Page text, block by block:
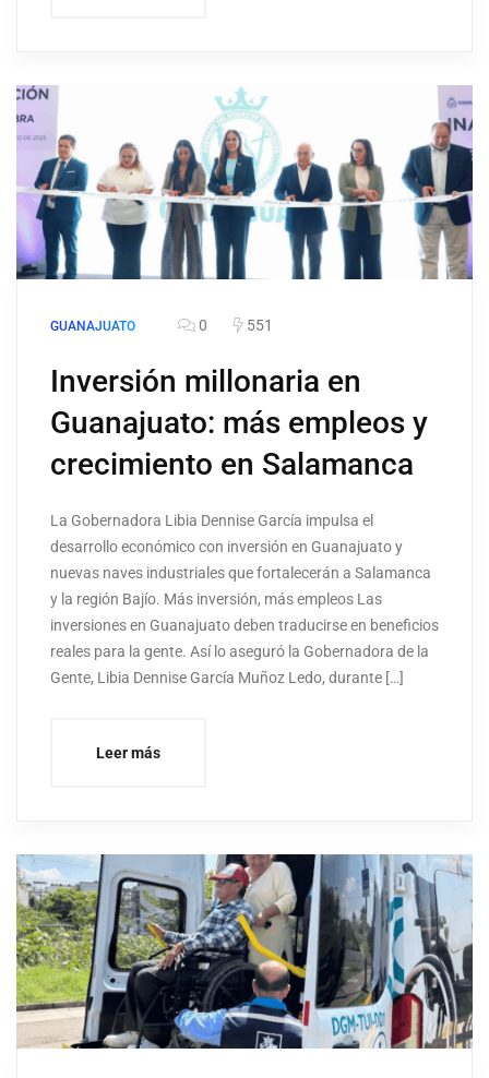
GUANAJUATO 0 551
Inversión millonaria en
Guanajuato: más empleos y
crecimiento en Salamanca
La Gobernadora Libia Dennise García impulsa el
desarrollo económico con inversión en Guanajuato y
nuevas naves industriales que fortalecerán a Salamanca
y la región Bajío. Más inversión, más empleos Las
inversiones en Guanajuato deben traducirse en beneficios
reales para la gente. Así lo aseguró la Gobernadora de la
Gente, Libia Dennise García Muñoz Ledo, durante […]
Leer más